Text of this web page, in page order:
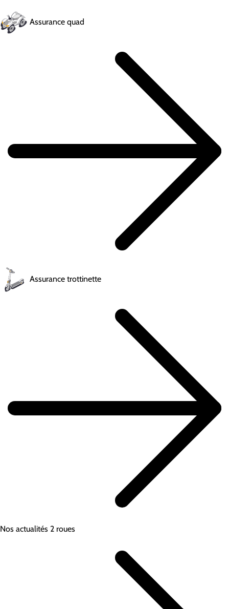
Assurance quad
Assurance trottinette
Nos actualités 2 roues